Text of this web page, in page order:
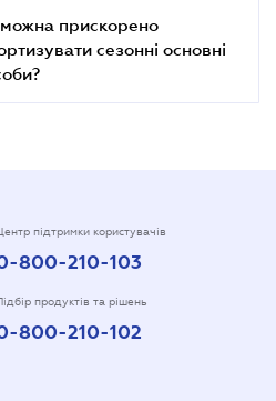
прискорено
сезонні основні
підтримки користувачів
800-210-103
продуктів та рішень
800-210-102